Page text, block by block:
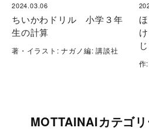
2024.03.06
ちいかわドリル 小学３年
生の計算
著・イラスト: ナガノ編: 講談社
作
MOTTAINAIカテゴ